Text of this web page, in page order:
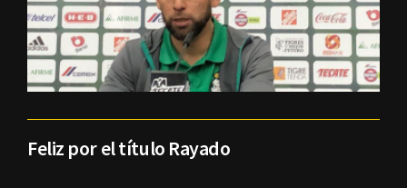
Feliz por el título Rayado